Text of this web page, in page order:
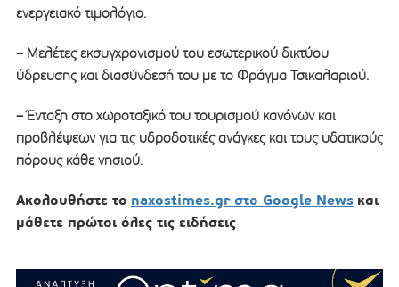
ενεργειακό τιμολόγιο.
– Μελέτες εκσυγχρονισμού του εσωτερικού δικτύου
ύδρευσης και διασύνδεσή του με το Φράγμα Τσικαλαριού.
– Ένταξη στο χωροταξικό του τουρισμού κανόνων και
προβλέψεων για τις υδροδοτικές ανάγκες και τους υδατικούς
πόρους κάθε νησιού.
Ακολουθήστε το naxostimes.gr στο Google News και
μάθετε πρώτοι όλες τις ειδήσεις